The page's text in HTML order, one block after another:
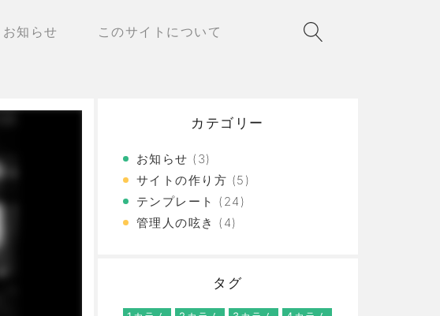
お知らせ このサイトについて
カテゴリー
お知らせ (3)
サイトの作り方 (5)
テンプレート (24)
管理人の呟き (4)
タグ